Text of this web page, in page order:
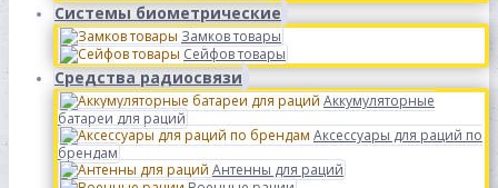
Системы биометрические
Замков товары
Сейфов товары
Средства радиосвязи
Аккумуляторные
батареи для раций
Аксессуары для раций по
брендам
Антенны для раций